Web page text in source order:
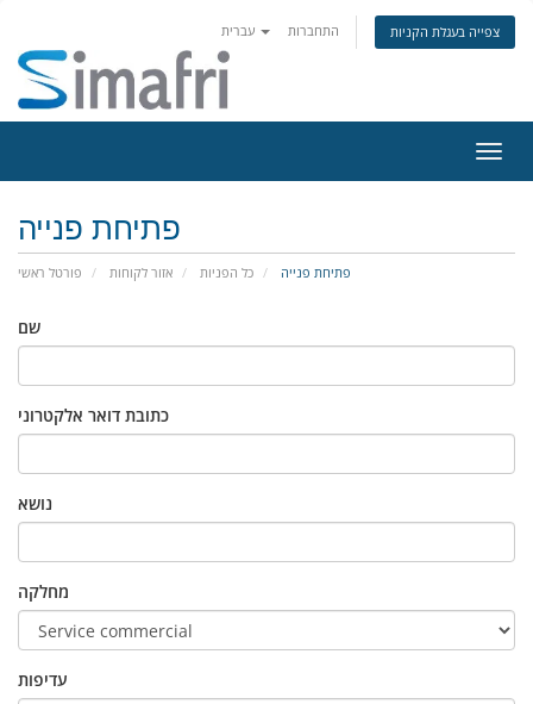
התחברות צפייה בעגלת הקניות
ניווט
פתיחת פנייה
פורטל ראשי אזור לקוחות כל הפניות פתיחת פנייה
שם
כתובת דואר אלקטרוני
נושא
מחלקה
עדיפות